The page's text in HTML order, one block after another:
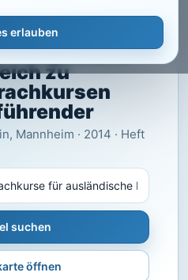
erlauben
für
Pflegekräfte
zu
Mannheim · 2014 · Heft
suchen
öffnen